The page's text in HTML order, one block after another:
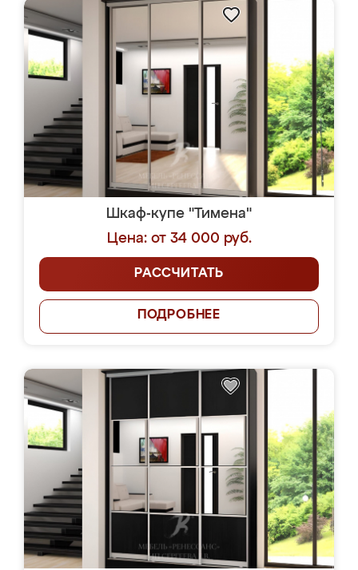
Шкаф-купе "Тимена"
Цена: от 34 000 руб.
РАССЧИТАТЬ
ПОДРОБНЕЕ